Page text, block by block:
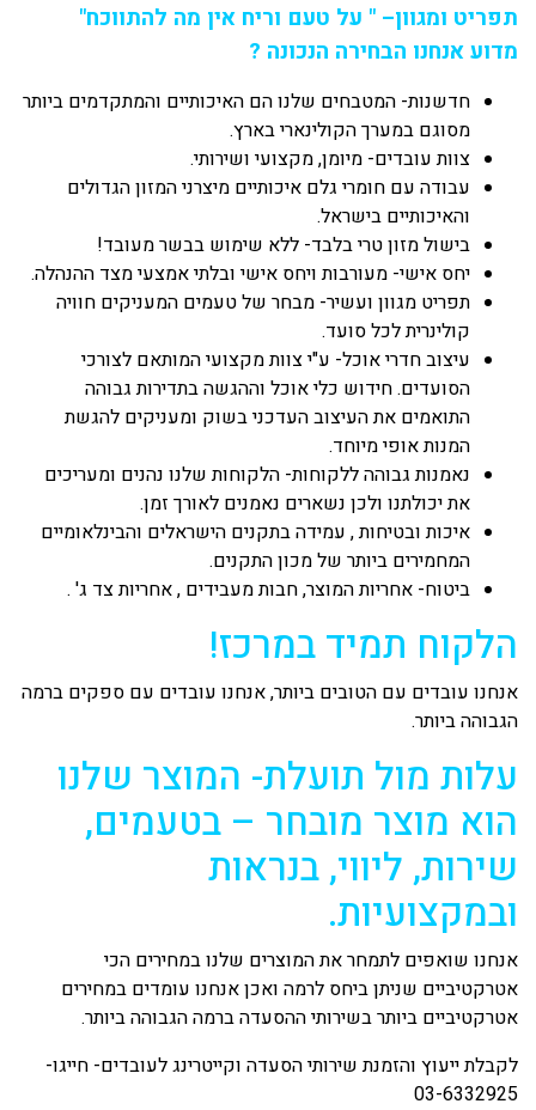
תפריט ומגוון– " על טעם וריח אין מה להתווכח"
מדוע אנחנו הבחירה הנכונה ?
חדשנות- המטבחים שלנו הם האיכותיים והמתקדמים ביותר
מסוגם במערך הקולינארי בארץ.
צוות עובדים- מיומן, מקצועי ושירותי.
עבודה עם חומרי גלם איכותיים מיצרני המזון הגדולים
והאיכותיים בישראל.
בישול מזון טרי בלבד- ללא שימוש בבשר מעובד!
יחס אישי- מעורבות ויחס אישי ובלתי אמצעי מצד ההנהלה.
תפריט מגוון ועשיר- מבחר של טעמים המעניקים חוויה
קולינרית לכל סועד.
עיצוב חדרי אוכל- ע"י צוות מקצועי המותאם לצורכי
הסועדים. חידוש כלי אוכל וההגשה בתדירות גבוהה
התואמים את העיצוב העדכני בשוק ומעניקים להגשת
המנות אופי מיוחד.
נאמנות גבוהה ללקוחות- הלקוחות שלנו נהנים ומעריכים
את יכולתנו ולכן נשארים נאמנים לאורך זמן.
איכות ובטיחות , עמידה בתקנים הישראלים והבינלאומיים
המחמירים ביותר של מכון התקנים.
ביטוח- אחריות המוצר, חבות מעבידים , אחריות צד ג' .
הלקוח תמיד במרכז!
אנחנו עובדים עם הטובים ביותר, אנחנו עובדים עם ספקים ברמה
הגבוהה ביותר.
עלות מול תועלת- המוצר שלנו
הוא מוצר מובחר – בטעמים,
שירות, ליווי, בנראות
ובמקצועיות.
אנחנו שואפים לתמחר את המוצרים שלנו במחירים הכי
אטרקטיביים שניתן ביחס לרמה ואכן אנחנו עומדים במחירים
אטרקטיביים ביותר בשירותי ההסעדה ברמה הגבוהה ביותר.
לקבלת ייעוץ והזמנת שירותי הסעדה וקייטרינג לעובדים- חייגו-
03-6332925